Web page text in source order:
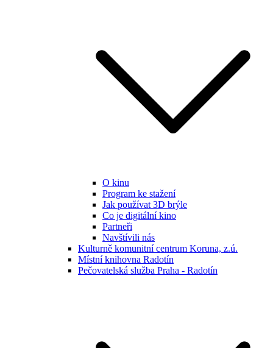
O kinu
Program ke stažení
Jak používat 3D brýle
Co je digitální kino
Partneři
Navštívili nás
Kulturně komunitní centrum Koruna, z.ú.
Místní knihovna Radotín
Pečovatelská služba Praha - Radotín